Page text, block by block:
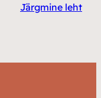
Järgmine leht